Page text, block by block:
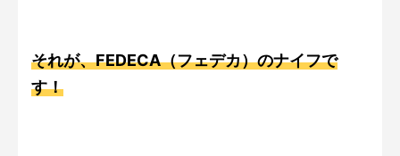
それが、FEDECA（フェデカ）のナイフで
す！